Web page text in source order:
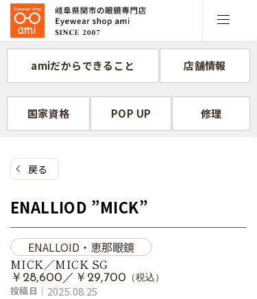
コ
テ
へ
キ
プ
amiだからできること 店舗情報
国家資格 POP UP 修理
戻る
ENALLIOD ”MICK”
ENALLOID・恵那眼鏡
MICK／MICK SG
￥28,600／￥29,700 （税込）
投稿日｜ 2025.08.25